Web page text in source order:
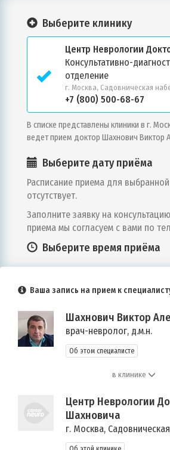
Выберите клинику
Центр Неврологии
Консультативно-
отделение
г. Москва, Садовническая
+7 (800) 500-68-67
В списке представлены клиники в г.
ведет прием доктор Шахнович Виктор
Выберите дату приёма
Расписание приема для
отсутствует.
Заполните заявку на
приема мы согласуем с вами по
Выберите время приёма
Ваша запись на прием к
Шахнович Виктор
врач-невролог, д.м.н.
Об этом специалисте
в клинике
Центр Неврологии
Шахновича
г. Москва,